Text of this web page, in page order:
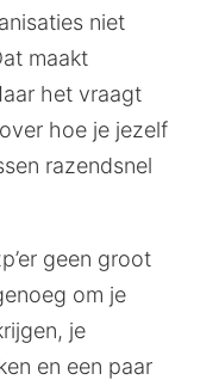
niet
maakt
het vraagt
hoe je jezelf
razendsnel
geen groot
om je
je
en een paar